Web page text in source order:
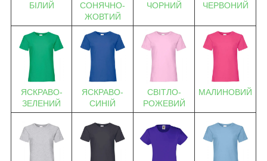
БІЛИЙ
СОНЯЧНО-
ЖОВТИЙ
ЧОРНИЙ ЧЕРВОНИЙ
ЯСКРАВО-
ЗЕЛЕНИЙ
ЯСКРАВО-
СИНІЙ
СВІТЛО-
РОЖЕВИЙ
МАЛИНОВИЙ